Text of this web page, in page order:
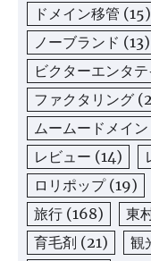
ドメイン移管 (15)
ノーブランド (13)
ビクターエンタ
ファクタリング
ムームードメイン
レビュー (14)
ロリポップ(19)
旅行 (168) 東
育毛剤 (21) 観